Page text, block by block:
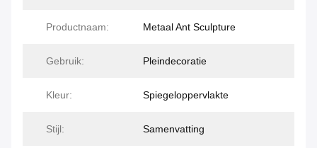
Productnaam: Metaal Ant Sculpture
Gebruik: Pleindecoratie
Kleur: Spiegeloppervlakte
Stijl: Samenvatting